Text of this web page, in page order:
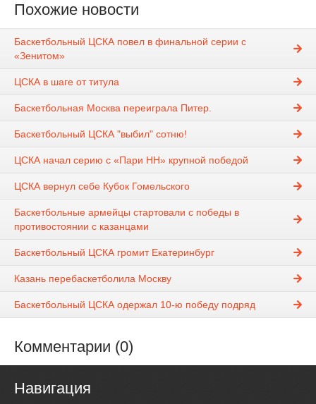
Похожие новости
Баскетбольный ЦСКА повел в финальной серии с
«Зенитом»
ЦСКА в шаге от титула
Баскетбольная Москва переиграла Питер.
Баскетбольный ЦСКА "выбил" сотню!
ЦСКА начал серию с «Пари НН» крупной победой
ЦСКА вернул себе Кубок Гомельского
Баскетбольные армейцы стартовали с победы в
противостоянии с казанцами
Баскетбольный ЦСКА громит Екатеринбург
Казань перебаскетболила Москву
Баскетбольный ЦСКА одержал 10-ю победу подряд
Комментарии (0)
Навигация